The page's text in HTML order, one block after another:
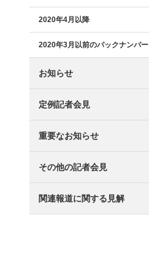
2020年4月以降
2020年3月以前のバックナンバー
お知らせ
定例記者会見
重要なお知らせ
その他の記者会見
関連報道に関する見解